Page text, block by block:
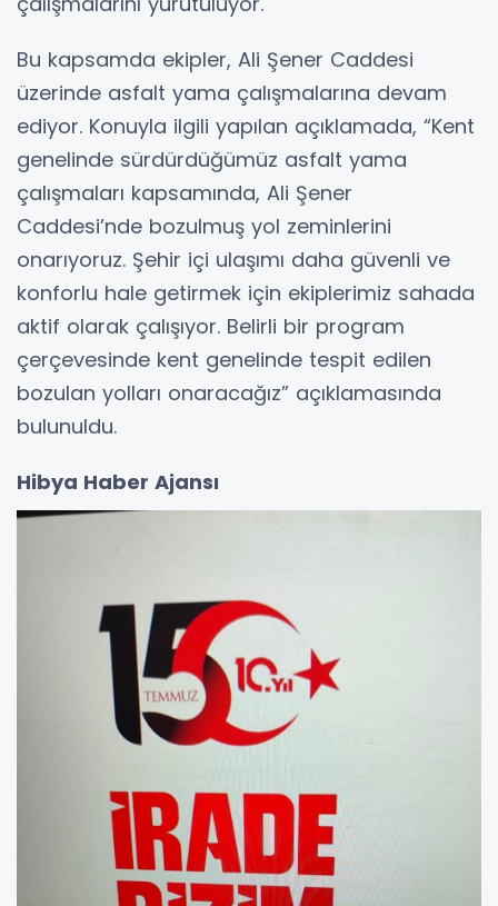
Bu kapsamda ekipler, Ali Şener Caddesi
üzerinde asfalt yama çalışmalarına devam
ediyor. Konuyla ilgili yapılan açıklamada, “Kent
genelinde sürdürdüğümüz asfalt yama
çalışmaları kapsamında, Ali Şener
Caddesi’nde bozulmuş yol zeminlerini
onarıyoruz. Şehir içi ulaşımı daha güvenli ve
konforlu hale getirmek için ekiplerimiz sahada
aktif olarak çalışıyor. Belirli bir program
çerçevesinde kent genelinde tespit edilen
bozulan yolları onaracağız” açıklamasında
bulunuldu.
Hibya Haber Ajansı